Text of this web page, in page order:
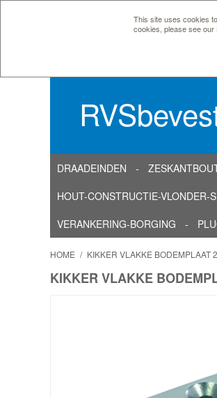
This site uses cookies
cookies, please see our
DRAADEINDEN
HOUT-CONSTRUCTIE-VLONDER-
VERANKERING-BORGING
HOME / KIKKER VLAKKE BODEMPLAAT
KIKKER VLAKKE